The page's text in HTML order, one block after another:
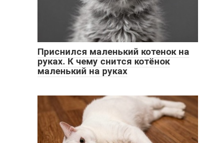
Приснился маленький котенок на
руках. К чему снится котёнок
маленький на руках